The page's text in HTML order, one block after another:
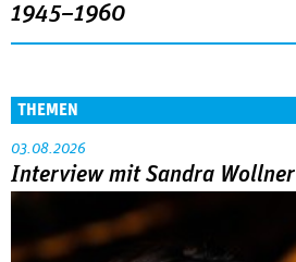
1945–1960
THEMEN
03.08.2026
Interview mit Sandra Wollner